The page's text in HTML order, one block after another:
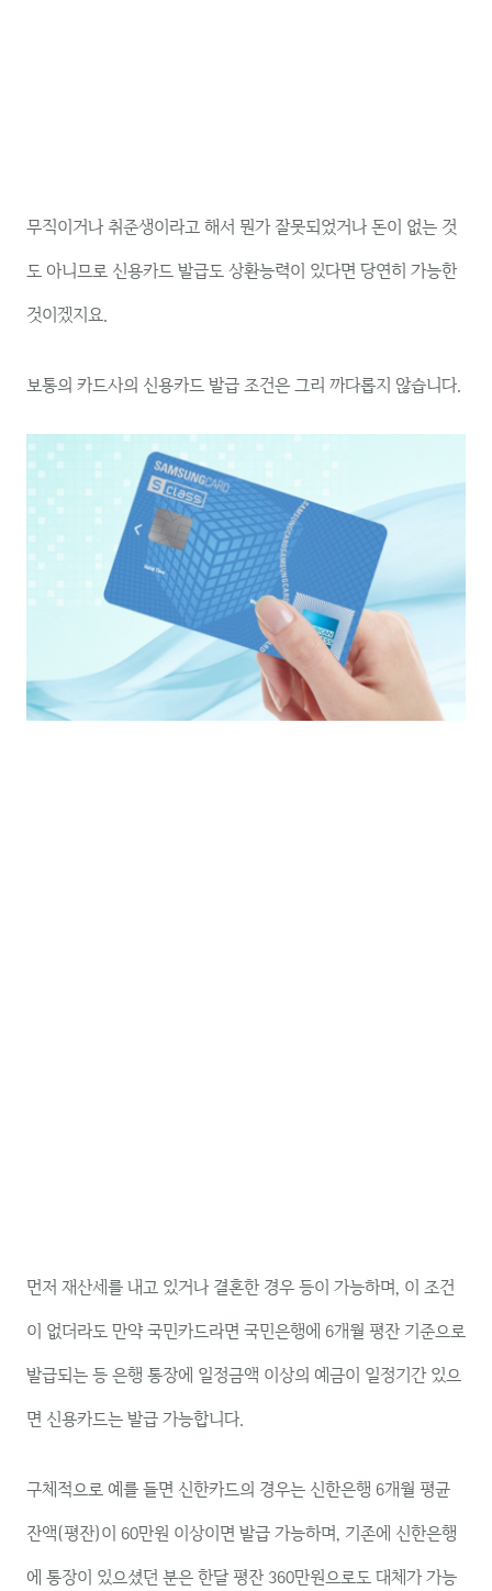
무직이거나 취준생이라고 해서 뭔가 잘못되었거나 돈이 없는 것
도 아니므로 신용카드 발급도 상환능력이 있다면 당연히 가능한
것이겠지요.
보통의 카드사의 신용카드 발급 조건은 그리 까다롭지 않습니다.
먼저 재산세를 내고 있거나 결혼한 경우 등이 가능하며, 이 조건
이 없더라도 만약 국민카드라면 국민은행에 6개월 평잔 기준으로
발급되는 등 은행 통장에 일정금액 이상의 예금이 일정기간 있으
면 신용카드는 발급 가능합니다.
구체적으로 예를 들면 신한카드의 경우는 신한은행 6개월 평균
잔액(평잔)이 60만원 이상이면 발급 가능하며, 기존에 신한은행
에 통장이 있으셨던 분은 한달 평잔 360만원으로도 대체가 가능